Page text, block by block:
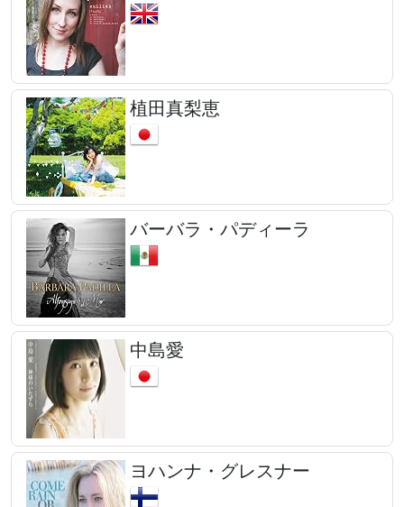
植田真梨恵
バーバラ・パディーラ
中島愛
ヨハンナ・グレスナー